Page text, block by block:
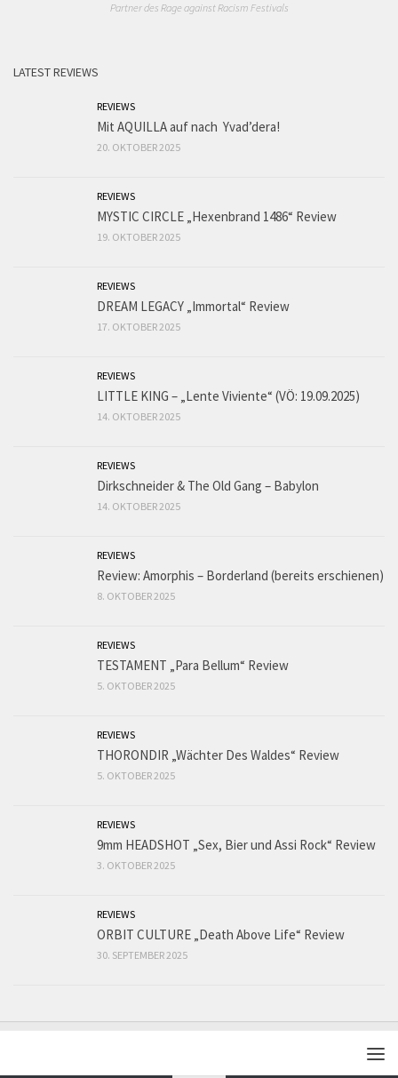
Partner des Rage against Racism Festivals
LATEST REVIEWS
REVIEWS
Mit AQUILLA auf nach Yvad’dera!
20. OKTOBER 2025
REVIEWS
MYSTIC CIRCLE „Hexenbrand 1486“ Review
19. OKTOBER 2025
REVIEWS
DREAM LEGACY „Immortal“ Review
17. OKTOBER 2025
REVIEWS
LITTLE KING – „Lente Viviente“ (VÖ: 19.09.2025)
14. OKTOBER 2025
REVIEWS
Dirkschneider & The Old Gang – Babylon
14. OKTOBER 2025
REVIEWS
Review: Amorphis – Borderland (bereits erschienen)
8. OKTOBER 2025
REVIEWS
TESTAMENT „Para Bellum“ Review
5. OKTOBER 2025
REVIEWS
THORONDIR „Wächter Des Waldes“ Review
5. OKTOBER 2025
REVIEWS
9mm HEADSHOT „Sex, Bier und Assi Rock“ Review
3. OKTOBER 2025
REVIEWS
ORBIT CULTURE „Death Above Life“ Review
30. SEPTEMBER 2025